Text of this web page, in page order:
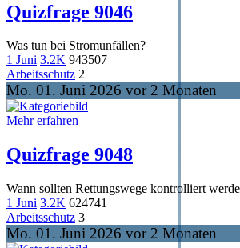
Quizfrage 9046
Was tun bei Stromunfällen?
1 Juni 3.2K 943507
Arbeitsschutz 2
Mo. 01. Juni 2026 vor 2 Monaten
Mehr erfahren
Quizfrage 9048
Wann sollten Rettungswege kontrolliert
1 Juni 3.2K 624741
Arbeitsschutz 3
Mo. 01. Juni 2026 vor 2 Monaten